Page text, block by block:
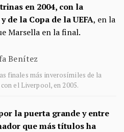
en 2004, con la
de la Copa de la UEFA, en la
Marsella en la final.
finales más inverosímiles de la
el Liverpool, en 2005.
la puerta grande y entre
que más títulos ha